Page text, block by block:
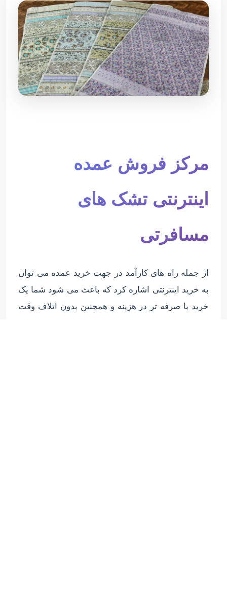
مرکز فروش عمده
اینترنتی تشک های
مسافرتی
از جمله راه های کارآمد در جهت خرید عمده می توان
به خرید اینترنتی اشاره کرد که باعث می شود شما یک
خرید با صرفه تر در هزینه و همچنین بدون اتلاف وقت